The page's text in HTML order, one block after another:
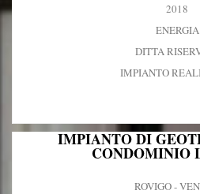
2018
ENERGIA
DITTA
IMPIANTO
IMPIANTO DI
CONDOMINIO
ROVIGO -